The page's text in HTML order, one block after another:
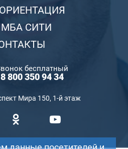
СИТИ
бесплатный
8 800 350 94 34
Мира 150, 1-й этаж